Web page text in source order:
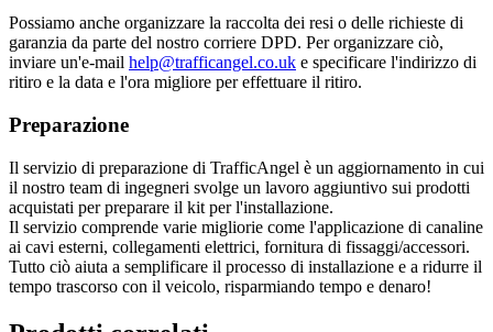
Possiamo anche organizzare la raccolta dei resi o delle richieste di
garanzia da parte del nostro corriere DPD. Per organizzare ciò,
inviare un'e-mail help@trafficangel.co.uk e specificare l'indirizzo di
ritiro e la data e l'ora migliore per effettuare il ritiro.
Preparazione
Il servizio di preparazione di TrafficAngel è un aggiornamento in cui
il nostro team di ingegneri svolge un lavoro aggiuntivo sui prodotti
acquistati per preparare il kit per l'installazione.
Il servizio comprende varie migliorie come l'applicazione di canaline
ai cavi esterni, collegamenti elettrici, fornitura di fissaggi/accessori.
Tutto ciò aiuta a semplificare il processo di installazione e a ridurre il
tempo trascorso con il veicolo, risparmiando tempo e denaro!